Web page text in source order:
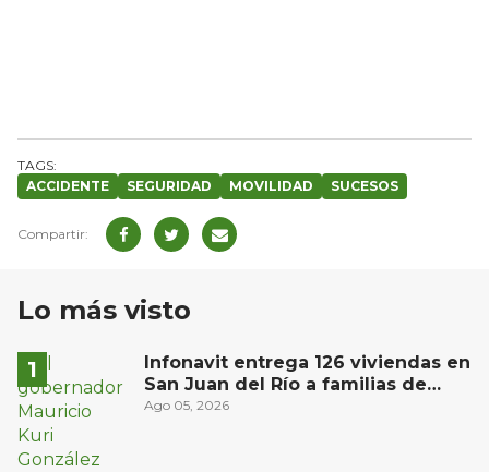
ACCIDENTE SEGURIDAD MOVILIDAD SUCESOS
Lo más visto
Infonavit entrega 126 viviendas en
San Juan del Río a familias de
bajos ingresos
Ago 05, 2026